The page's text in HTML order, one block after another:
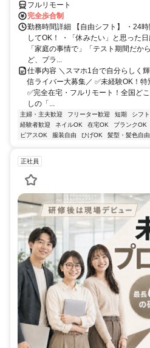
フルリモート
完全歩合制
勤務時間詳細 【自由シフト】 ・24
してOK！ ・「休みたい」と思った
「家庭の事情で」「テスト期間だか
ど、プラ...
仕事内容 ＼スマホ1台で自分らしく
信ライバー大募集／ ✅未経験OK！
✅完全在宅・フルリモート！全国ど
しの「...
主婦・主夫歓迎 フリーター歓迎 短期 シフ
経験者歓迎
ネイルOK 在宅OK ブランクOK
ピアスOK
服装自由 ひげOK 髪型・髪色自由
正社員